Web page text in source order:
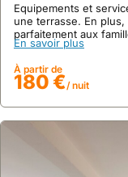
Equipements et
une terrasse. En
parfaitement aux
En savoir plus
À partir de
180 €/ nuit